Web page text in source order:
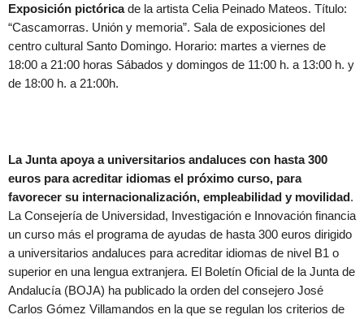
Exposición pictóricade la artista Celia Peinado Mateos. Título:
“Cascamorras. Unión y memoria”. Sala de exposiciones del
centro cultural Santo Domingo. Horario: martes a viernes de
18:00 a 21:00 horas Sábados y domingos de 11:00 h. a 13:00 h. y
de 18:00 h. a 21:00h.
La Junta apoya a universitarios andaluces con hasta 300
euros para acreditar idiomas el próximo curso, para
favorecer su internacionalización, empleabilidad y movilidad.
La Consejería de Universidad, Investigación e Innovación financia
un curso más el programa de ayudas de hasta 300 euros dirigido
a universitarios andaluces para acreditar idiomas de nivel B1 o
superior en una lengua extranjera. El Boletín Oficial de la Junta de
Andalucía (BOJA) ha publicado la orden del consejero José
Carlos Gómez Villamandos en la que se regulan los criterios de